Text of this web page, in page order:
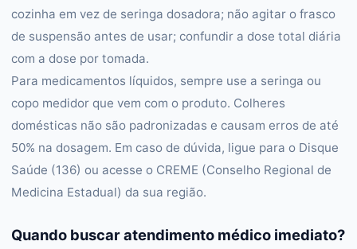
cozinha em vez de seringa dosadora; não agitar o frasco
de suspensão antes de usar; confundir a dose total diária
com a dose por tomada.
Para medicamentos líquidos, sempre use a seringa ou
copo medidor que vem com o produto. Colheres
domésticas não são padronizadas e causam erros de até
50% na dosagem. Em caso de dúvida, ligue para o Disque
Saúde (136) ou acesse o CREME (Conselho Regional de
Medicina Estadual) da sua região.
Quando buscar atendimento médico imediato?